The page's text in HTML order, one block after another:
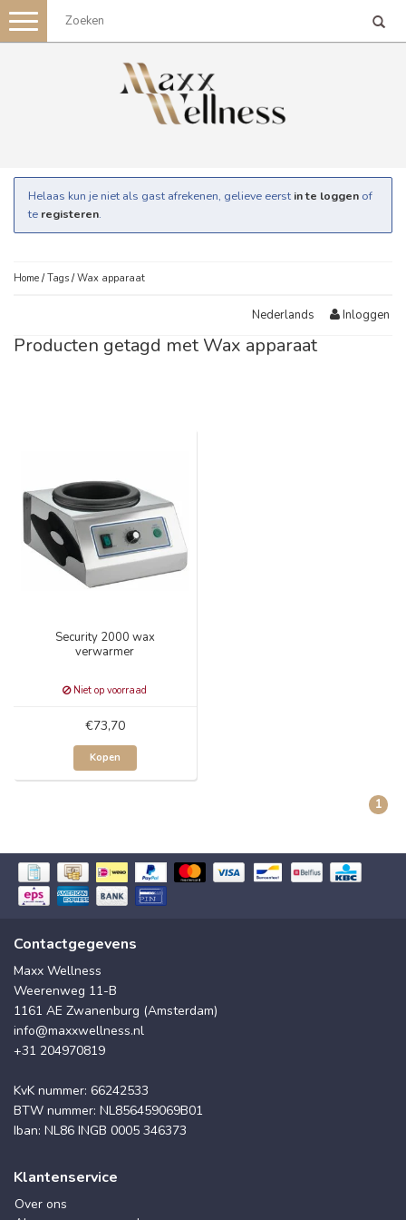
Toggle
navigation
Helaas kun je niet als gast afrekenen, gelieve eerst in te loggen of
te registeren.
Home /Tags /Wax apparaat
Nederlands Inloggen
Producten getagd met Wax apparaat
Security 2000 wax
verwarmer
Niet op voorraad
€73,70
Kopen
1
Contactgegevens
Maxx Wellness
Weerenweg 11-B
1161 AE Zwanenburg (Amsterdam)
info@maxxwellness.nl
+31 204970819
KvK nummer: 66242533
BTW nummer: NL856459069B01
Iban: NL86 INGB 0005 346373
Klantenservice
Over ons